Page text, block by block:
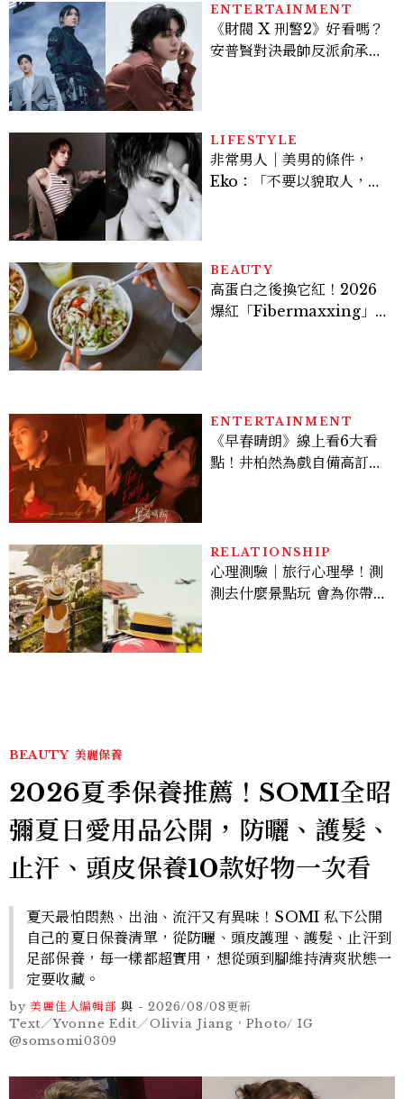
ENTERTAINMENT
《財閥 X 刑警2》好看嗎？
安普賢對決最帥反派俞承
多大？
LIFESTYLE
非常男人｜美男的條件，
Eko：「不要以貌取人，內
BEAUTY
高蛋白之後換它紅！2026
爆紅「Fibermaxxing」
ENTERTAINMENT
《早春晴朗》線上看6大看
點！井柏然為戲自備高訂，
RELATIONSHIP
心理測驗｜旅行心理學！測
測去什麼景點玩 會為你帶來
BEAUTY 美麗保養
2026夏季保養推薦！SOMI全昭
彌夏日愛用品公開，防曬、護髮、
止汗、頭皮保養10款好物一次看
夏天最怕悶熱、出油、流汗又有異味！SOMI 私下公開
自己的夏日保養清單，從防曬、頭皮護理、護髮、止汗到
足部保養，每一樣都超實用，想從頭到腳維持清爽狀態一
定要收藏。
by 美麗佳人編輯部 與 -2026/08/08更新
Text／Yvonne Edit／Olivia Jiang，Photo/ IG
@somsomi0309